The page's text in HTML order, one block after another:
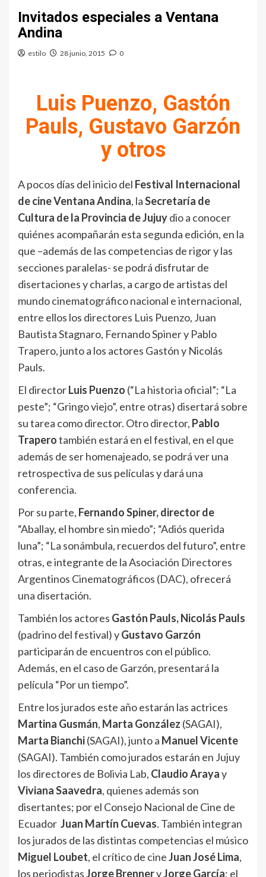
Invitados especiales a Ventana
Andina
estilo 28 junio, 2015 0
Luis Puenzo, Gastón
Pauls, Gustavo Garzón
y otros
A pocos días del inicio del Festival Internacional
de cine Ventana Andina, laSecretaría de
Cultura de la Provincia de Jujuydio a conocer
quiénes acompañarán esta segunda edición, en la
que –además de las competencias de rigor y las
secciones paralelas- se podrá disfrutar de
disertaciones y charlas, a cargo de artistas del
mundo cinematográfico nacional e internacional,
entre ellos los directores Luis Puenzo, Juan
Bautista Stagnaro, Fernando Spiner y Pablo
Trapero, junto a los actores Gastón y Nicolás
Pauls.
El directorLuis Puenzo (“La historia oficial”; “La
peste”; “Gringo viejo”, entre otras) disertará sobre
su tarea como director. Otro director, Pablo
Traperotambién estará en el festival, en el que
además de ser homenajeado, se podrá ver una
retrospectiva de sus películas y dará una
conferencia.
Por su parte, Fernando Spiner, director de
“Aballay, el hombre sin miedo”; “Adiós querida
luna”; “La sonámbula, recuerdos del futuro”, entre
otras, e integrante de la Asociación Directores
Argentinos Cinematográficos (DAC), ofrecerá
una disertación.
También los actores Gastón Pauls, Nicolás Pauls
(padrino del festival) yGustavo Garzón
participarán de encuentros con el público.
Además, en el caso de Garzón, presentará la
película “Por un tiempo”.
Entre los jurados este año estarán las actrices
Martina Gusmán, Marta González (SAGAI),
Marta Bianchi(SAGAI), junto a Manuel Vicente
(SAGAI). También como jurados estarán en Jujuy
los directores de Bolivia Lab, Claudio Arayay
Viviana Saavedra, quienes además son
disertantes; por el Consejo Nacional de Cine de
Ecuador Juan Martín Cuevas. También integran
los jurados de las distintas competencias el músico
Miguel Loubet, el crítico de cineJuan José Lima,
los periodistasJorge BrenneryJorge García; el